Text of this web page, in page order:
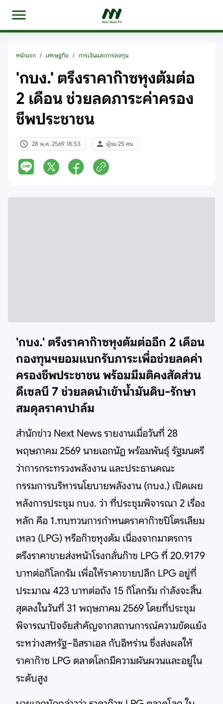
หน้าแรก / เศรษฐกิจ / การเงินและการลงทุน
'กบง.' ตรึงราคาก๊าซหุงต้มต่อ
2 เดือน ช่วยลดภาระค่าครอง
ชีพประชาชน
28 พ.ค. 2569 18:53 ผู้ชม 25 คน
'กบง.' ตรึงราคาก๊าซหุงต้มต่ออีก 2 เดือน
กองทุนฯยอมแบกรับภาระเพื่อช่วยลดค่า
ครองชีพประชาชน พร้อมมีมติคงสัดส่วน
ดีเซลบี 7 ช่วยลดนำเข้าน้ำมันดิบ-รักษา
สมดุลราคาปาล์ม
สำนักข่าว Next News รายงานเมื่อวันที่ 28
พฤษภาคม 2569 นายเอกนัฏ พร้อมพันธุ์ รัฐมนตรี
ว่าการกระทรวงพลังงาน และประธานคณะ
กรรมการบริหารนโยบายพลังงาน (กบง.) เปิดเผย
หลังการประชุม กบง. ว่า ที่ประชุมพิจารณา 2 เรื่อง
หลัก คือ 1.ทบทวนการกำหนดราคาก๊าซปิโตรเลียม
เหลว (LPG) หรือก๊าซหุงต้ม เนื่องจากมาตรการ
ตรึงราคาขายส่งหน้าโรงกลั่นก๊าซ LPG ที่ 20.9179
บาทต่อกิโลกรัม เพื่อให้ราคาขายปลีก LPG อยู่ที่
ประมาณ 423 บาทต่อถัง 15 กิโลกรัม กำลังจะสิ้น
สุดลงในวันที่ 31 พฤษภาคม 2569 โดยที่ประชุม
พิจารณาปัจจัยสำคัญจากสถานการณ์ความขัดแย้ง
ระหว่างสหรัฐ–อิสราเอล กับอิหร่าน ซึ่งส่งผลให้
ราคาก๊าซ LPG ตลาดโลกมีความผันผวนและอยู่ใน
ระดับสูง